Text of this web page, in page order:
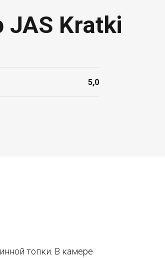
JAS Kratki
5,0
топки. В камере